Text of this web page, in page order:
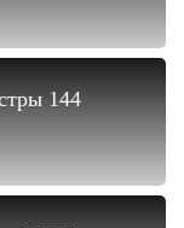
144